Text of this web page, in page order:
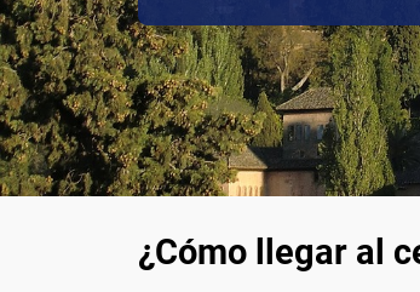
¿Cómo llegar al